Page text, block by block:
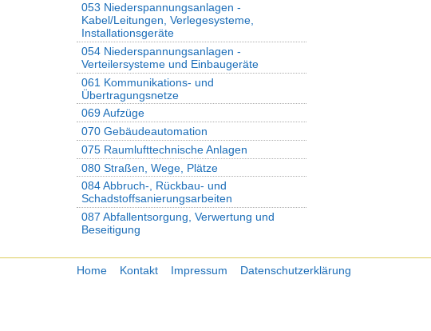
053 Niederspannungsanlagen -
Kabel/Leitungen, Verlegesysteme,
Installationsgeräte
054 Niederspannungsanlagen -
Verteilersysteme und Einbaugeräte
061 Kommunikations- und
Übertragungsnetze
069 Aufzüge
070 Gebäudeautomation
075 Raumlufttechnische Anlagen
080 Straßen, Wege, Plätze
084 Abbruch-, Rückbau- und
Schadstoffsanierungsarbeiten
087 Abfallentsorgung, Verwertung und
Beseitigung
Home Kontakt Impressum Datenschutzerklärung